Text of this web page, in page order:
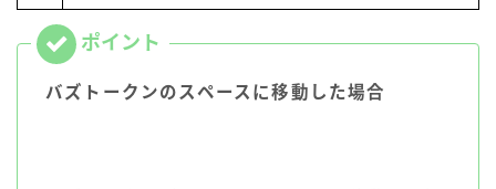
バズトークンのスペースに移動した場合